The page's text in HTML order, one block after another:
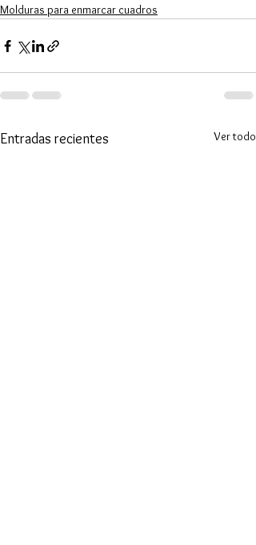
Molduras para enmarcar cuadros
Entradas recientes Ver todo